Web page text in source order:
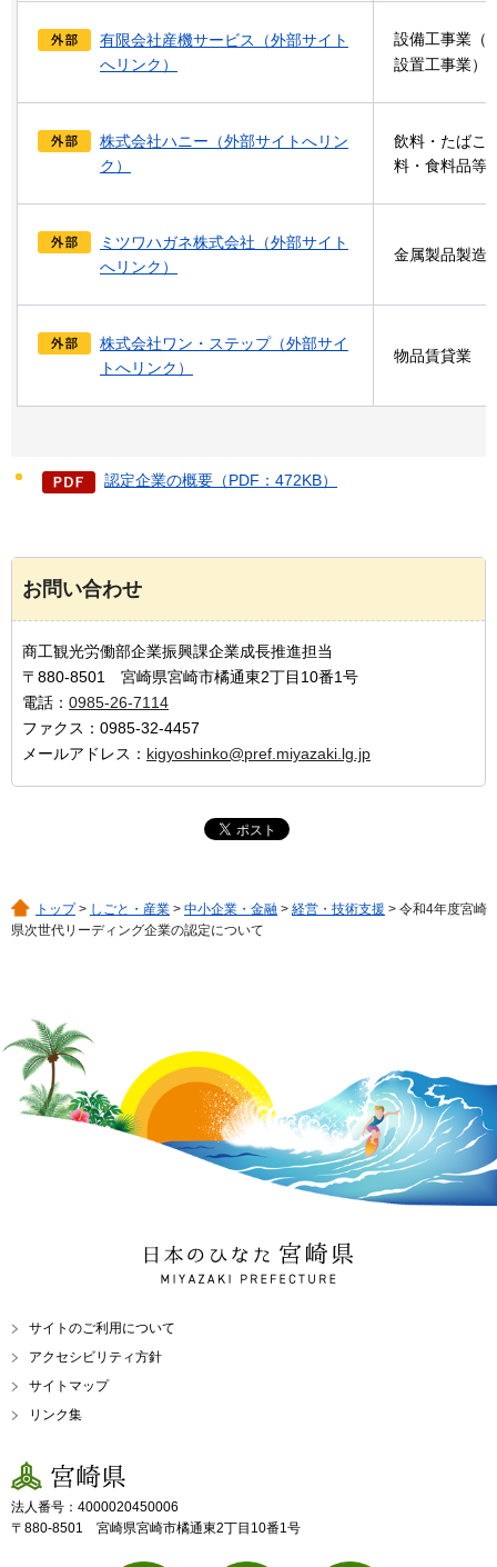
有限会社産機サービス（外部サイト
へリンク）
設備工事業（
設置工事業）
株式会社ハニー（外部サイトへリン
ク）
飲料・たばこ
料・食料品等
ミツワハガネ株式会社（外部サイト
へリンク）
金属製品製造
株式会社ワン・ステップ（外部サイ
トへリンク）
物品賃貸業
認定企業の概要（PDF：472KB）
お問い合わせ
商工観光労働部企業振興課企業成長推進担当
〒880-8501 宮崎県宮崎市橘通東2丁目10番1号
電話： 0985-26-7114
ファクス：0985-32-4457
メールアドレス： kigyoshinko@pref.miyazaki.lg.jp
トップ> しごと・産業 > 中小企業・金融 > 経営・技術支援 > 令和4年度宮崎
県次世代リーディング企業の認定について
日本のひなた 宮崎県
MIYAZAKI PREFECTURE
サイトのご利用について
アクセシビリティ方針
サイトマップ
リンク集
宮崎県
法人番号：4000020450006
〒880-8501 宮崎県宮崎市橘通東2丁目10番1号